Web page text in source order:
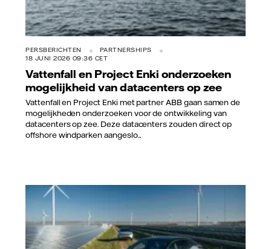
PERSBERICHTEN
PARTNERSHIPS
18 JUNI 2026 09:36 CET
Vattenfall en Project Enki onderzoeken
mogelijkheid van datacenters op zee
Vattenfall en Project Enki met partner ABB gaan samen de
mogelijkheden onderzoeken voor de ontwikkeling van
datacenters op zee. Deze datacenters zouden direct op
offshore windparken aangeslo...
Vattenfall/Hans-Peter van Velthoven